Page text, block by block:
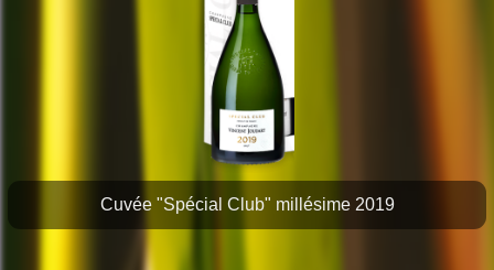
Cuvée "Spécial Club" millésime 2019